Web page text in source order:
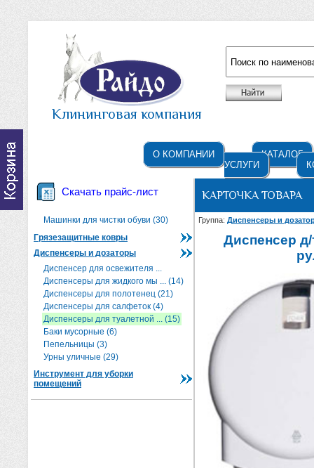
Клининговая компания
О КОМПАНИИ
КАТАЛОГ
УСЛУГИ
Скачать прайс-лист
Машинки для чистки обуви (30)
Грязезащитные ковры
Диспенсеры и дозаторы
Диспенсер для освежителя ...
Диспенсеры для жидкого мы ... (14)
Диспенсеры для полотенец (21)
Диспенсеры для салфеток (4)
Диспенсеры для туалетной ... (15)
Баки мусорные (6)
Пепельницы (3)
Урны уличные (29)
Инструмент для уборки
помещений
КАРТОЧКА ТОВАРА
Группа: Диспенсеры и
Диспенсер